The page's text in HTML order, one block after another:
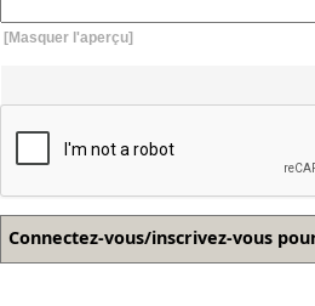
[Masquer l'aperçu]